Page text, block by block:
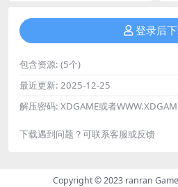
登录后
包含资源: (5个)
最近更新: 2025-12-25
解压密码: XDGAME或者
下载遇到问题？可联系客服或反馈
Copyright © 2023 ranran Game